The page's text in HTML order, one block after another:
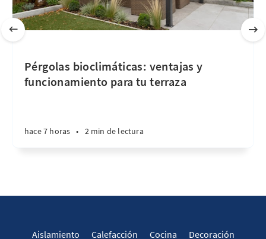
Pérgolas bioclimáticas: ventajas y
funcionamiento para tu terraza
hace 7 horas • 2 min de lectura
Aislamiento Calefacción Cocina Decoración